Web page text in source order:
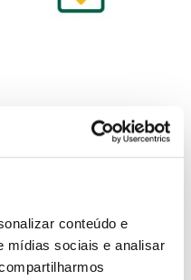
conteúdo e
mídias sociais e analisar
CHAVE FIXA 2025